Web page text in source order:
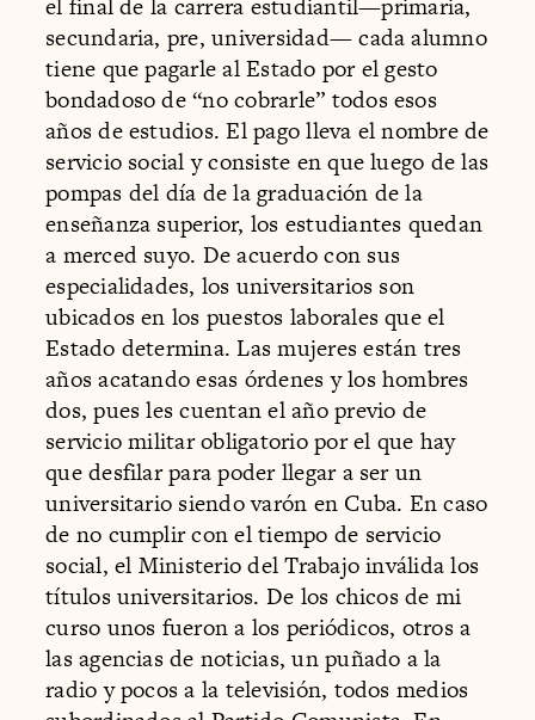
el final de la carrera estudiantil—primaria,
secundaria, pre, universidad— cada alumno
tiene que pagarle al Estado por el gesto
bondadoso de “no cobrarle” todos esos
años de estudios. El pago lleva el nombre de
servicio social y consiste en que luego de las
pompas del día de la graduación de la
enseñanza superior, los estudiantes quedan
a merced suyo. De acuerdo con sus
especialidades, los universitarios son
ubicados en los puestos laborales que el
Estado determina. Las mujeres están tres
años acatando esas órdenes y los hombres
dos, pues les cuentan el año previo de
servicio militar obligatorio por el que hay
que desfilar para poder llegar a ser un
universitario siendo varón en Cuba. En caso
de no cumplir con el tiempo de servicio
social, el Ministerio del Trabajo inválida los
títulos universitarios. De los chicos de mi
curso unos fueron a los periódicos, otros a
las agencias de noticias, un puñado a la
radio y pocos a la televisión, todos medios